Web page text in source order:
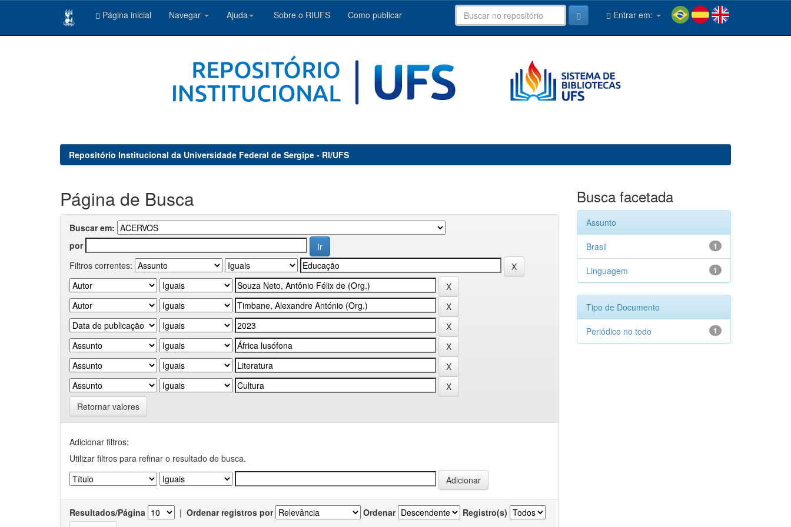
Página inicial Navegar Ajuda Sobre o RIUFS Como publicar Entrar em:
Repositório Institucional da Universidade Federal de Sergipe - RI/UFS
Página de Busca
Buscar em:
por
Filtros correntes:
Retornar valores
Adicionar filtros:
Utilizar filtros para refinar o resultado de busca.
Resultados/Página | Ordenar registros por Ordenar Registro(s)
Busca facetada
Assunto
1
Brasil
1
Linguagem
Tipo de Documento
1
Periódico no todo